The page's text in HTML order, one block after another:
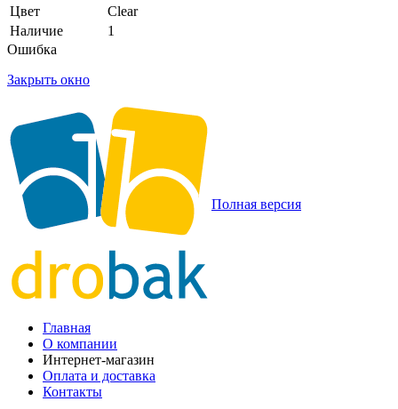
Цвет
Clear
Наличие
1
Ошибка
Закрыть окно
Полная версия
Главная
О компании
Интернет-магазин
Оплата и доставка
Контакты